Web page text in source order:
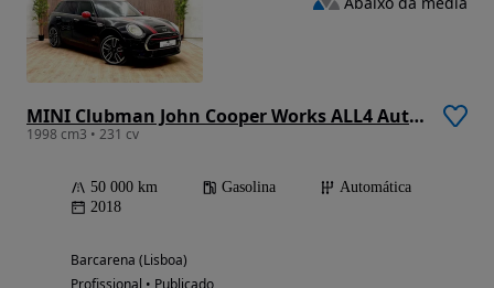
MINI Clubman John Cooper Works ALL4 Auto Desp.
1998 cm3 • 231 cv
50 000 km Gasolina
Automática
2018
Barcarena (Lisboa)